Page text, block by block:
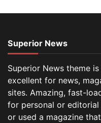
Superior News
Superior News theme
excellent for news,
sites. Amazing, fast-
for personal or editorial
or used a magazine